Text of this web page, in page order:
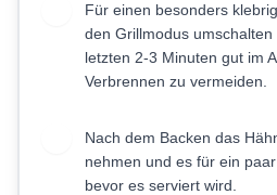
Für einen besonders
den Grillmodus
letzten 2-3 Minuten gut im
Verbrennen zu vermeiden.
Nach dem Backen das
nehmen und es für ein
bevor es serviert wird.